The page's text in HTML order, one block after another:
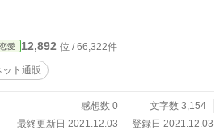
恋愛 12,892 位 / 66,322件
ット通販
感想数 0
文字数 3,154
最終更新日 2021.12.03
登録日 2021.12.03